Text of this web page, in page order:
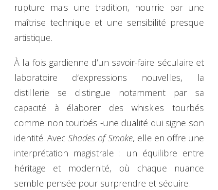
rupture mais une tradition, nourrie par une
maîtrise technique et une sensibilité presque
artistique.
À la fois gardienne d’un savoir-faire séculaire et
laboratoire d’expressions nouvelles, la
distillerie se distingue notamment par sa
capacité à élaborer des whiskies tourbés
comme non tourbés -une dualité qui signe son
identité. AvecShades of Smoke, elle en offre une
interprétation magistrale : un équilibre entre
héritage et modernité, où chaque nuance
semble pensée pour surprendre et séduire.